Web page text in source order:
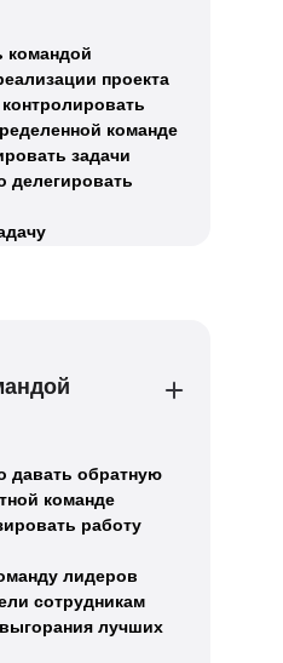
командой
проекта
команде
задачи
делегировать
давать обратную
команде
работу
лидеров
сотрудникам
лучших